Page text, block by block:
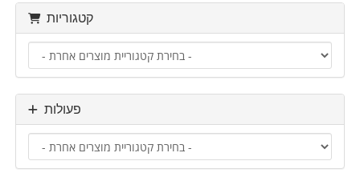
קטגוריות
פעולות